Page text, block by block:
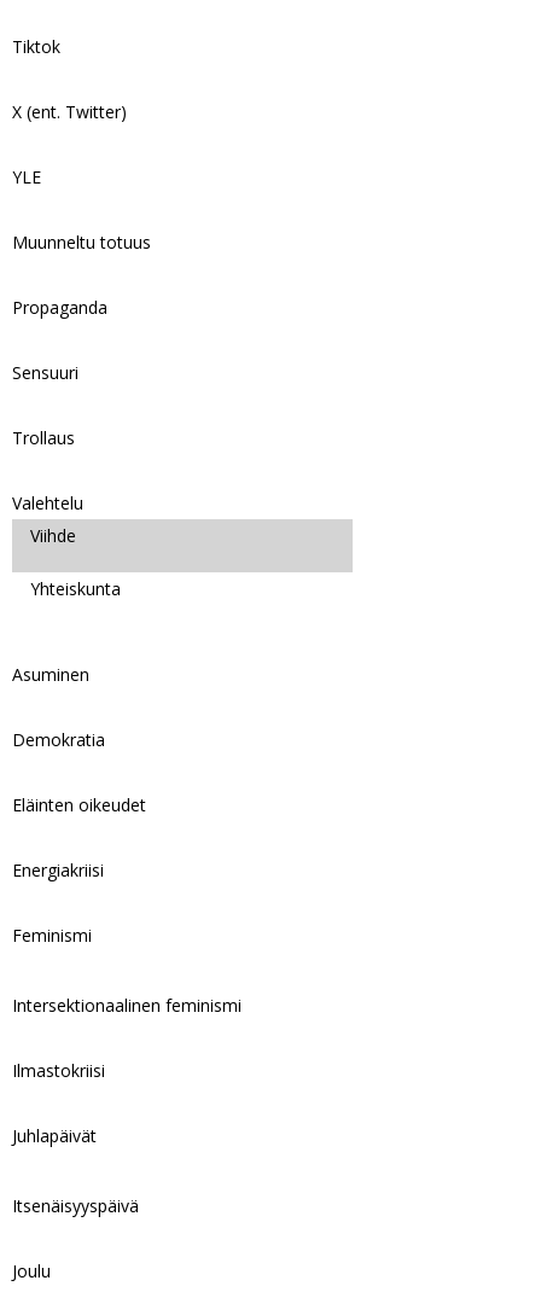
Tiktok
X (ent. Twitter)
YLE
Muunneltu totuus
Propaganda
Sensuuri
Trollaus
Valehtelu
Viihde
Yhteiskunta
Asuminen
Demokratia
Eläinten oikeudet
Energiakriisi
Feminismi
Intersektionaalinen feminismi
Ilmastokriisi
Juhlapäivät
Itsenäisyyspäivä
Joulu